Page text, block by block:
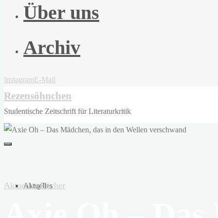
Über uns
Archiv
InstagramE-Mail
Rezensöhnchen
Studentische Zeitschrift für Literaturkritik
Aktuelles
Aktuelles Bücher